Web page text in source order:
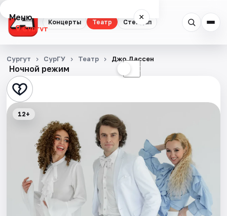
Концерты Театр Стендап
Меню ×
Сургут
Концерты
Театр
Стендап
События
Города
Площадки
Артисты
Ночной режим ☾
Сургут СурГУ Театр Джо Дассен
12+